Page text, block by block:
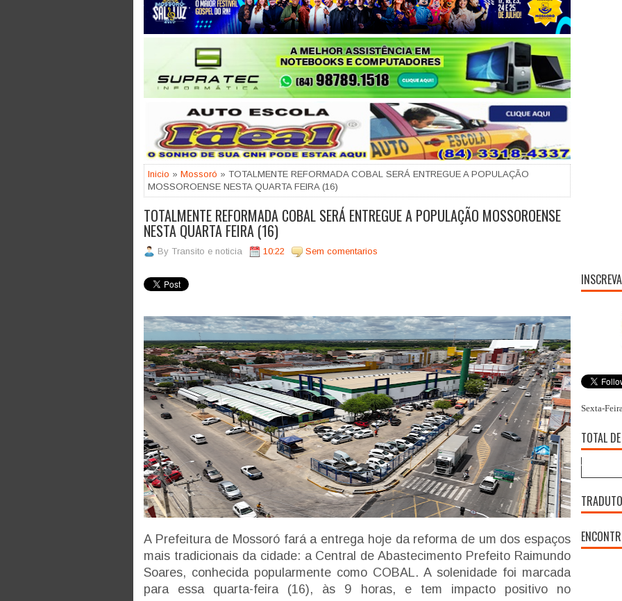
Inicio » Mossoró » TOTALMENTE REFORMADA COBAL SERÁ ENTREGUE A POPULAÇÃO
MOSSOROENSE NESTA QUARTA FEIRA (16)
TOTALMENTE REFORMADA COBAL SERÁ ENTREGUE A POPULAÇÃO MOSSOROENSE
NESTA QUARTA FEIRA (16)
By Transito e noticia 10:22 Sem comentarios
A Prefeitura de Mossoró fará a entrega hoje da reforma de um dos espaços
mais tradicionais da cidade: a Central de Abastecimento Prefeito Raimundo
Soares, conhecida popularmente como COBAL. A solenidade foi marcada
para essa quarta-feira (16), às 9 horas, e tem impacto positivo no
Sexta-
TOTAL